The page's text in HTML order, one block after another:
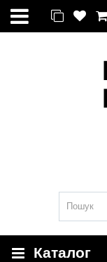
Каталог